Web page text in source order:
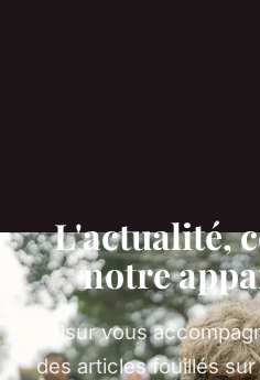
L'actualité,
notre
Alsur vous
des articles fouillés